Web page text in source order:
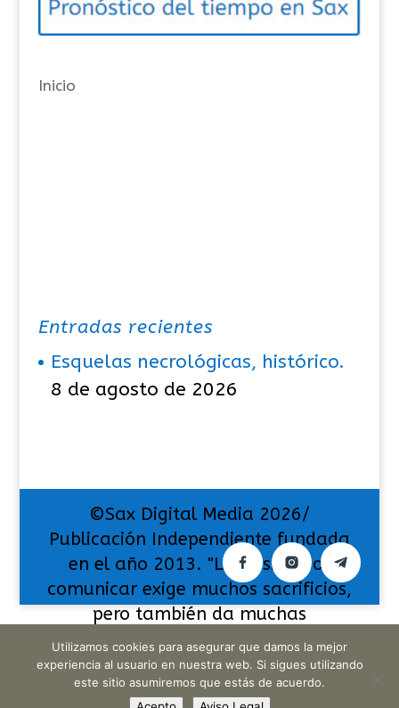
í
s
Inicio
Entradas recientes
Esquelas necrológicas, histórico.
8 de agosto de 2026
©Sax Digital Media 2026/
Publicación Independiente fundada
en el año 2013. "La pasión por
comunicar exige muchos sacrificios,
pero también da muchas
satisfacciones".
Utilizamos cookies para asegurar que damos la mejor
experiencia al usuario en nuestra web. Si sigues utilizando
este sitio asumiremos que estás de acuerdo.